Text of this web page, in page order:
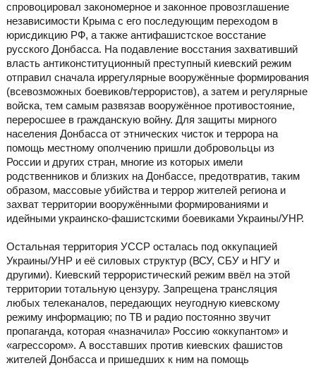
спровоцировал закономерное и законное провозглашение
независимости Крыма с его последующим переходом в
юрисдикцию РФ, а также антифашистское восстание
русского Донбасса. На подавление восстания захвативший
власть антиконституционный преступный киевский режим
отправил сначала иррегулярные вооружённые формирования
(всевозможных боевиков/террористов), а затем и регулярные
войска, тем самым развязав вооружённое противостояние,
переросшее в гражданскую войну. Для защиты мирного
населения Донбасса от этнических чисток и террора на
помощь местному ополчению пришли добровольцы из
России и других стран, многие из которых имели
родственников и близких на Донбассе, предотвратив, таким
образом, массовые убийства и террор жителей региона и
захват территории вооружёнными формированиями и
идейными украинско-фашистскими боевиками Украины/УНР.
Остальная территория УССР осталась под оккупацией
Украины/УНР и её силовых структур (ВСУ, СБУ и НГУ и
другими). Киевский террористический режим ввёл на этой
территории тотальную цензуру. Запрещена трансляция
любых телеканалов, передающих неугодную киевскому
режиму информацию; по ТВ и радио постоянно звучит
пропаганда, которая «назначила» Россию «оккупантом» и
«агрессором». А восставших против киевских фашистов
жителей Донбасса и пришедших к ним на помощь